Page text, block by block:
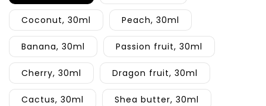
Coconut, 30ml Peach, 30ml
Banana, 30ml Passion fruit, 30ml
Cherry, 30ml Dragon fruit, 30ml
Cactus, 30ml Shea butter, 30ml